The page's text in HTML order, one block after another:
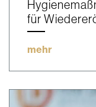
für
mehr